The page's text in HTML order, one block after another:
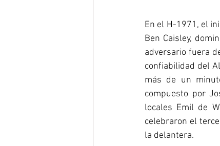
En el H-1971, el
Ben Caisley,
adversario fuera
confiabilidad del
más de un
compuesto por
locales Emil de
celebraron el
la delantera.